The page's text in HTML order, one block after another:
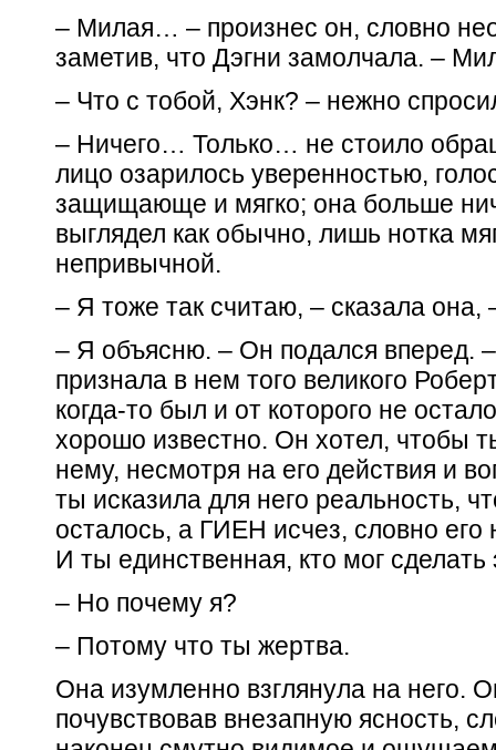
– Милая… – произнес он, словно
заметив, что Дэгни замолчала. –
– Что с тобой, Хэнк? – нежно
– Ничего… Только… не стоило
лицо озарилось уверенностью,
защищающе и мягко; она больше
выглядел как обычно, лишь нотка
непривычной.
– Я тоже так считаю, – сказала она,
– Я объясню. – Он подался вперед.
признала в нем того великого
когда-то был и от которого не
хорошо известно. Он хотел, чтобы
нему, несмотря на его действия и
ты исказила для него реальность,
осталось, а ГИЕН исчез, словно его
И ты единственная, кто мог сделать
– Но почему я?
– Потому что ты жертва.
Она изумленно взглянула на него.
почувствовав внезапную ясность,